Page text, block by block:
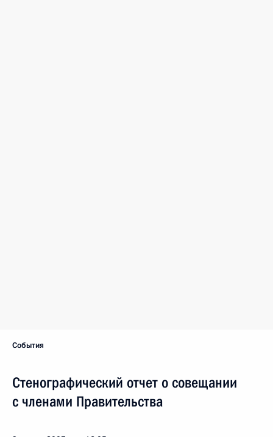
События
Стенографический отчет о совещании
с членами Правительства